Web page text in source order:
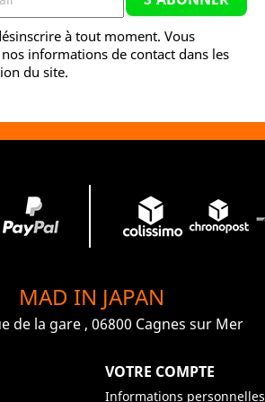
à tout moment. Vous
informations de contact dans les
du site.
MAD IN JAPAN
de la gare , 06800 Cagnes sur Mer
VOTRE COMPTE
Informations personnelles